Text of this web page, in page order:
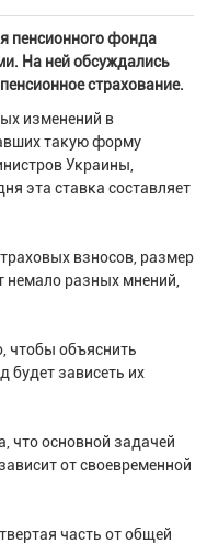
пенсионного фонда
На ней обсуждались
страхование.
изменений в
такую форму
Украины,
эта ставка составляет
взносов, размер
немало разных мнений,
чтобы объяснить
будет зависеть их
что основной задачей
от своевременной
часть от общей